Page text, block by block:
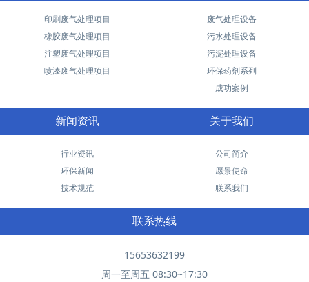
印刷废气处理项目
橡胶废气处理项目
注塑废气处理项目
喷漆废气处理项目
废气处理设备
污水处理设备
污泥处理设备
环保药剂系列
成功案例
新闻资讯
行业资讯
环保新闻
技术规范
关于我们
公司简介
愿景使命
联系我们
联系热线
15653632199
周一至周五 08:30~17:30